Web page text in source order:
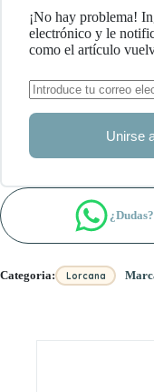
¡No hay problema!
electrónico y le
como el artículo
Unirse
Categoria: Lorcana